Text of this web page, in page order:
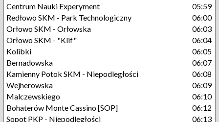
Centrum Nauki Experyment
05:59
Redłowo SKM - Park Technologiczny
06:00
Orłowo SKM - Orłowska
06:03
Orłowo SKM - "Klif"
06:04
Kolibki
06:05
Bernadowska
06:07
Kamienny Potok SKM - Niepodległości
06:08
Wejherowska
06:09
Malczewskiego
06:10
Bohaterów Monte Cassino [SOP]
06:12
Sopot PKP - Niepodległości
06:13